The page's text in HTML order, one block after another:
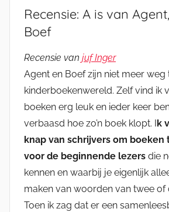
Recensie: A is van
Boef
Recensie van juf Inger
Agent en Boef zijn niet meer weg
kinderboekenwereld. Zelf vind ik
boeken erg leuk en ieder keer
verbaasd hoe zo’n boek klopt. I
k
knap van schrijvers om boeken
voor de beginnende lezers die
kennen en waarbij je eigenlijk
maken van woorden van twee of
Toen ik zag dat er een